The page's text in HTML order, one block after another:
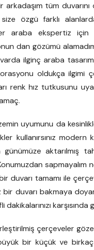
arkadaşım tüm
size özgü farklı
araba ekspertiz
dan gözümü
ilginç araba
oldukça ilgimi
renk hız tutkusunu
uyumunu da
kullanırsınız modern
günümüze aktarılmış
duvarı tamamı ile
duvarı bakmaya
dakikalarınızı
çerçeveler
bir küçük ve